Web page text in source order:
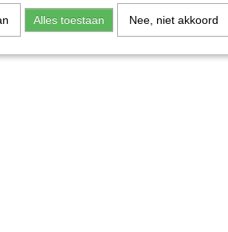
Alles toestaan Nee, niet akkoord